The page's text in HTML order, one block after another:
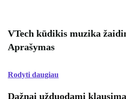
VTech kūdikis muzika
Aprašymas
Rodyti daugiau
Dažnai užduodami